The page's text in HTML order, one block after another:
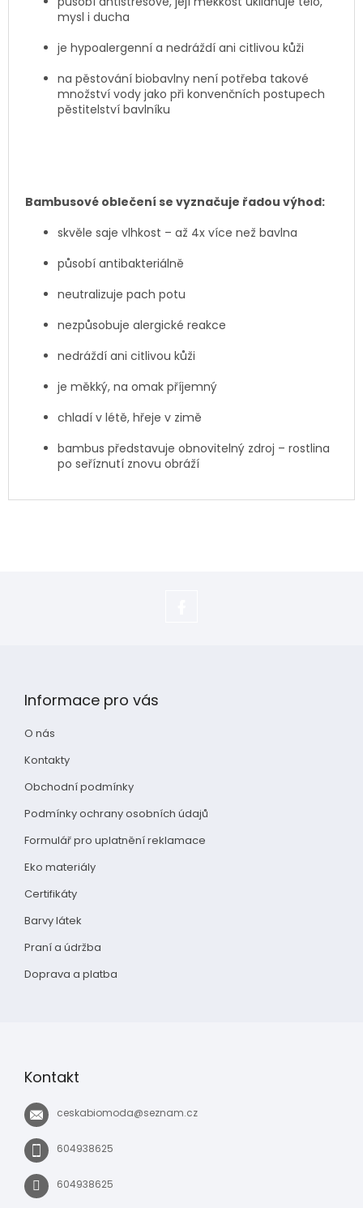
mysl i ducha
je hypoalergenní a nedráždí ani citlivou kůži
na pěstování biobavlny není potřeba takové
množství vody jako při konvenčních postupech
pěstitelství bavlníku
Bambusové oblečení se vyznačuje řadou výhod:
skvěle saje vlhkost – až 4x více než bavlna
působí antibakteriálně
neutralizuje pach potu
nezpůsobuje alergické reakce
nedráždí ani citlivou kůži
je měkký, na omak příjemný
chladí v létě, hřeje v zimě
bambus představuje obnovitelný zdroj – rostlina
po seříznutí znovu obráží
Informace pro vás
O nás
Kontakty
Obchodní podmínky
Podmínky ochrany osobních údajů
Formulář pro uplatnění reklamace
Eko materiály
Certifikáty
Barvy látek
Praní a údržba
Doprava a platba
Kontakt
ceskabiomoda@seznam.cz
604938625
604938625